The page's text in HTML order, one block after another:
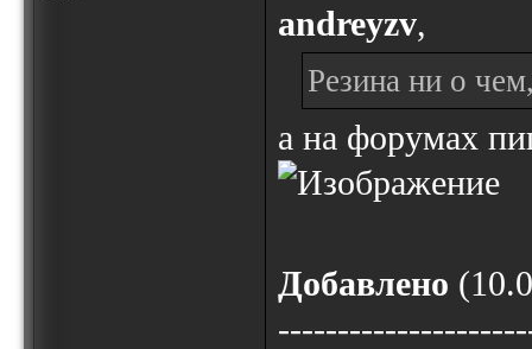
andreyzv,
Резина ни о
а на форумах
Добавлено